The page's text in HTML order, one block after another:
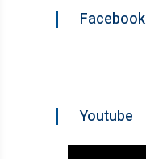
Facebook
Youtube